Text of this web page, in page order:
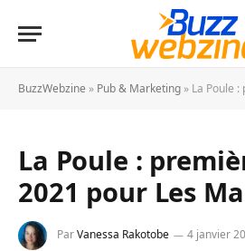
BuzzWebzine » Pub & Marketing » La Poule :
La Poule :
2021 pour Les
ParVanessa Rakotobe 4 janvier